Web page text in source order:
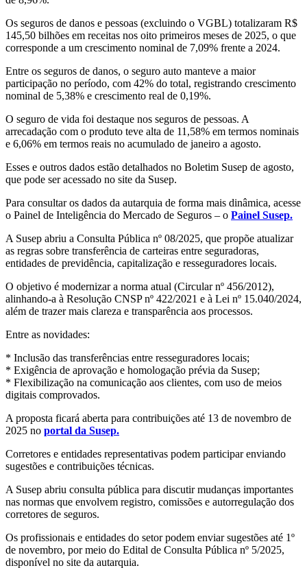
Os seguros de danos e pessoas (excluindo o VGBL) totalizaram R$
145,50 bilhões em receitas nos oito primeiros meses de 2025, o que
corresponde a um crescimento nominal de 7,09% frente a 2024.
Entre os seguros de danos, o seguro auto manteve a maior
participação no período, com 42% do total, registrando crescimento
nominal de 5,38% e crescimento real de 0,19%.
O seguro de vida foi destaque nos seguros de pessoas. A
arrecadação com o produto teve alta de 11,58% em termos nominais
e 6,06% em termos reais no acumulado de janeiro a agosto.
Esses e outros dados estão detalhados no Boletim Susep de agosto,
que pode ser acessado no site da Susep.
Para consultar os dados da autarquia de forma mais dinâmica, acesse
o Painel de Inteligência do Mercado de Seguros – o Painel Susep.
A Susep abriu a Consulta Pública nº 08/2025, que propõe atualizar
as regras sobre transferência de carteiras entre seguradoras,
entidades de previdência, capitalização e resseguradores locais.
O objetivo é modernizar a norma atual (Circular nº 456/2012),
alinhando-a à Resolução CNSP nº 422/2021 e à Lei nº 15.040/2024,
além de trazer mais clareza e transparência aos processos.
Entre as novidades:
* Inclusão das transferências entre resseguradores locais;
* Exigência de aprovação e homologação prévia da Susep;
* Flexibilização na comunicação aos clientes, com uso de meios
digitais comprovados.
A proposta ficará aberta para contribuições até 13 de novembro de
2025 no portal da Susep.
Corretores e entidades representativas podem participar enviando
sugestões e contribuições técnicas.
A Susep abriu consulta pública para discutir mudanças importantes
nas normas que envolvem registro, comissões e autorregulação dos
corretores de seguros.
Os profissionais e entidades do setor podem enviar sugestões até 1º
de novembro, por meio do Edital de Consulta Pública nº 5/2025,
disponível no site da autarquia.